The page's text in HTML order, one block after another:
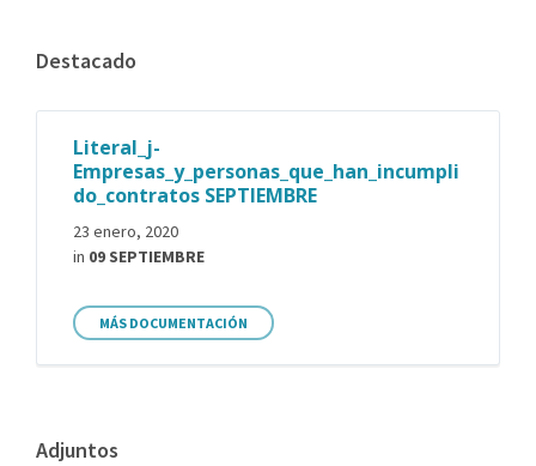
Destacado
Literal_j-
Empresas_y_personas_que_han_incumpli
do_contratos SEPTIEMBRE
23 enero, 2020
in 09 SEPTIEMBRE
MÁS DOCUMENTACIÓN
Adjuntos